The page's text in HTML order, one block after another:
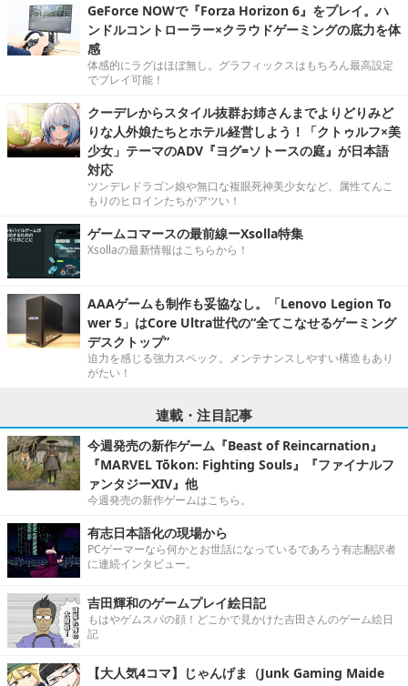
GeForce NOWで『Forza Horizon 6』をプレイ。ハ
ンドルコントローラー×クラウドゲーミングの底力を体
感
体感的にラグはほぼ無し。グラフィックスはもちろん最高設定
でプレイ可能！
クーデレからスタイル抜群お姉さんまでよりどりみど
りな人外娘たちとホテル経営しよう！「クトゥルフ×美
少女」テーマのADV『ヨグ=ソトースの庭』が日本語
対応
ツンデレドラゴン娘や無口な複眼死神美少女など、属性てんこ
もりのヒロインたちがアツい！
ゲームコマースの最前線ーXsolla特集
Xsollaの最新情報はこちらから！
AAAゲームも制作も妥協なし。「Lenovo Legion To
wer 5」はCore Ultra世代の“全てこなせるゲーミング
デスクトップ”
迫力を感じる強力スペック。メンテナンスしやすい構造もあり
がたい！
連載・注目記事
今週発売の新作ゲーム『Beast of Reincarnation』
『MARVEL Tōkon: Fighting Souls』『ファイナルフ
ァンタジーXIV』他
今週発売の新作ゲームはこちら。
有志日本語化の現場から
PCゲーマーなら何かとお世話になっているであろう有志翻訳者
に連続インタビュー。
吉田輝和のゲームプレイ絵日記
もはやゲムスパの顔！どこかで見かけた吉田さんのゲーム絵日
記
【大人気4コマ】じゃんげま（Junk Gaming Maide